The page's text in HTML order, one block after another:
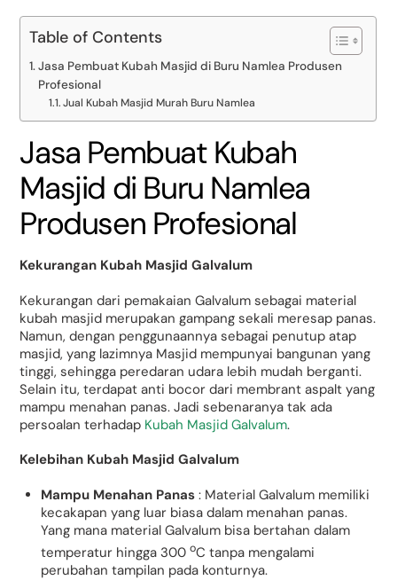
Table of Contents
Jasa Pembuat Kubah Masjid di Buru Namlea Produsen
Profesional
Jual Kubah Masjid Murah Buru Namlea
Jasa Pembuat Kubah
Masjid di Buru Namlea
Produsen Profesional
Kekurangan Kubah Masjid Galvalum
Kekurangan dari pemakaian Galvalum sebagai material
kubah masjid merupakan gampang sekali meresap panas.
Namun, dengan penggunaannya sebagai penutup atap
masjid, yang lazimnya Masjid mempunyai bangunan yang
tinggi, sehingga peredaran udara lebih mudah berganti.
Selain itu, terdapat anti bocor dari membrant aspalt yang
mampu menahan panas. Jadi sebenaranya tak ada
persoalan terhadap Kubah Masjid Galvalum.
Kelebihan Kubah Masjid Galvalum
Mampu Menahan Panas : Material Galvalum memiliki
kecakapan yang luar biasa dalam menahan panas.
Yang mana material Galvalum bisa bertahan dalam
temperatur hingga 300oC tanpa mengalami
perubahan tampilan pada konturnya.